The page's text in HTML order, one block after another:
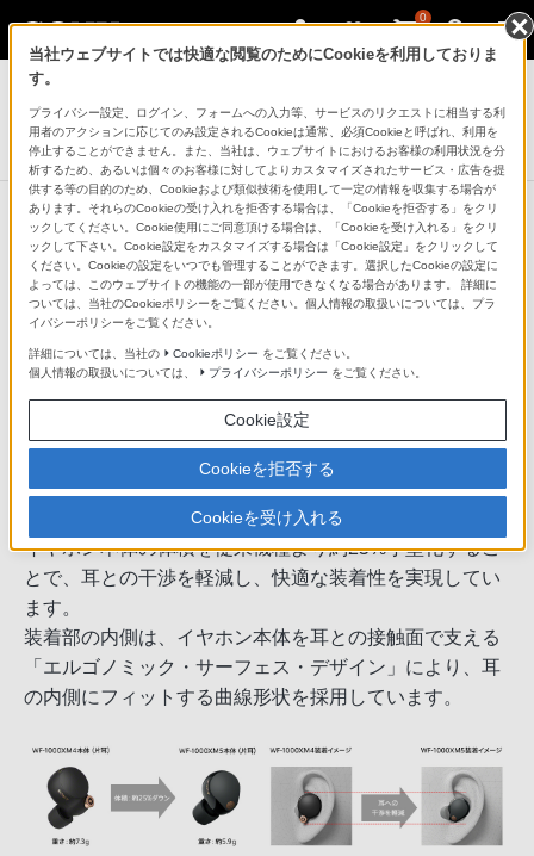
0
ヘッドホン
ワイヤレスノイズキャンセリングステレオヘッドセット
WF-1000XM5
小型化・軽量化により実現した高い
装着性とミニマルデザイン
小型・軽量化
ソニー独自開発の薄型の新ドライバーユニットとメイン
基板のSiP化により小型化を実現。
前モデルWF-1000XM4では7.3gだった装着部はWF-
1000XM5で5.9gまで軽量化しました。
イヤホン本体の体積を従来機種より約25%小型化するこ
とで、耳との干渉を軽減し、快適な装着性を実現してい
ます。
装着部の内側は、イヤホン本体を耳との接触面で支える
「エルゴノミック・サーフェス・デザイン」により、耳
の内側にフィットする曲線形状を採用しています。
当社ウェブサイトでは快適な閲覧のためにCookieを利用しておりま
す。
プライバシー設定、ログイン、フォームへの入力等、サービスのリクエストに相当する利
用者のアクションに応じてのみ設定されるCookieは通常、必須Cookieと呼ばれ、利用を
停止することができません。また、当社は、ウェブサイトにおけるお客様の利用状況を分
析するため、あるいは個々のお客様に対してよりカスタマイズされたサービス・広告を提
供する等の目的のため、Cookieおよび類似技術を使用して一定の情報を収集する場合が
あります。それらのCookieの受け入れを拒否する場合は、「Cookieを拒否する」をクリ
ックしてください。Cookie使用にご同意頂ける場合は、「Cookieを受け入れる」をクリ
ックして下さい。Cookie設定をカスタマイズする場合は「Cookie設定」をクリックして
ください。Cookieの設定をいつでも管理することができます。選択したCookieの設定に
よっては、このウェブサイトの機能の一部が使用できなくなる場合があります。 詳細に
ついては、当社のCookieポリシーをご覧ください。個人情報の取扱いについては、プラ
イバシーポリシーをご覧ください。
詳細については、当社の Cookieポリシー をご覧ください。
個人情報の取扱いについては、
プライバシーポリシー をご覧ください。
Cookie設定
Cookieを拒否する
Cookieを受け入れる